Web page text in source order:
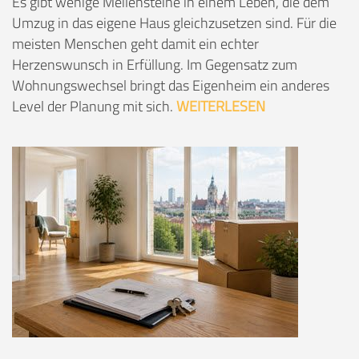
Umzug in das eigene Haus gleichzusetzen sind. Für die
meisten Menschen geht damit ein echter
Herzenswunsch in Erfüllung. Im Gegensatz zum
Wohnungswechsel bringt das Eigenheim ein anderes
Level der Planung mit sich.WEITERLESEN